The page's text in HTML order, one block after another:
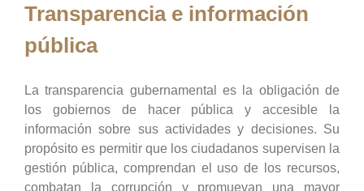
Transparencia e información
pública
La transparencia gubernamental es la obligación de
los gobiernos de hacer pública y accesible la
información sobre sus actividades y decisiones. Su
propósito es permitir que los ciudadanos supervisen la
gestión pública, comprendan el uso de los recursos,
combatan la corrupción y promuevan una mayor